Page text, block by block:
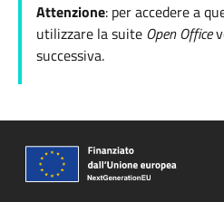
Attenzione: per accedere a
utilizzare la suite Open Office
successiva.